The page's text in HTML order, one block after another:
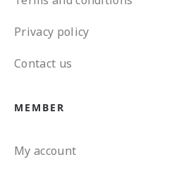
Privacy policy
Contact us
MEMBER
My account